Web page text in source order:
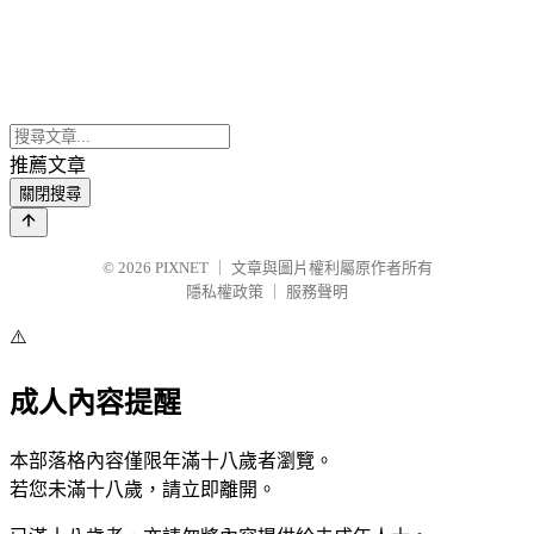
推薦文章
關閉搜尋
© 2026 PIXNET
文章與圖片權利屬原作者所有
隱私權政策
服務聲明
⚠️
成人內容提醒
本部落格內容僅限年滿十八歲者瀏覽。
若您未滿十八歲，請立即離開。